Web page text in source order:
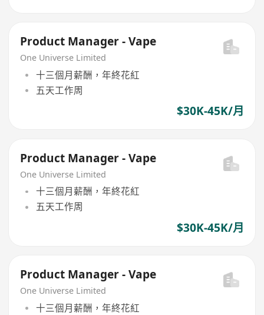
Product Manager - Vape
One Universe Limited
十三個月薪酬，年終花紅
五天工作周
$30K-45K/月
Product Manager - Vape
One Universe Limited
十三個月薪酬，年終花紅
五天工作周
$30K-45K/月
Product Manager - Vape
One Universe Limited
十三個月薪酬，年終花紅